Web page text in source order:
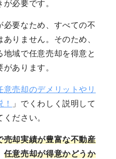
が必要です。
要なため、すべての不
りません。そのため、
地域で任意売却を得意と
あります。
意売却のデメリットやリ
」でくわしく説明して
ださい。
売却実績が豊富な不動産
任意売却が得意かどうか